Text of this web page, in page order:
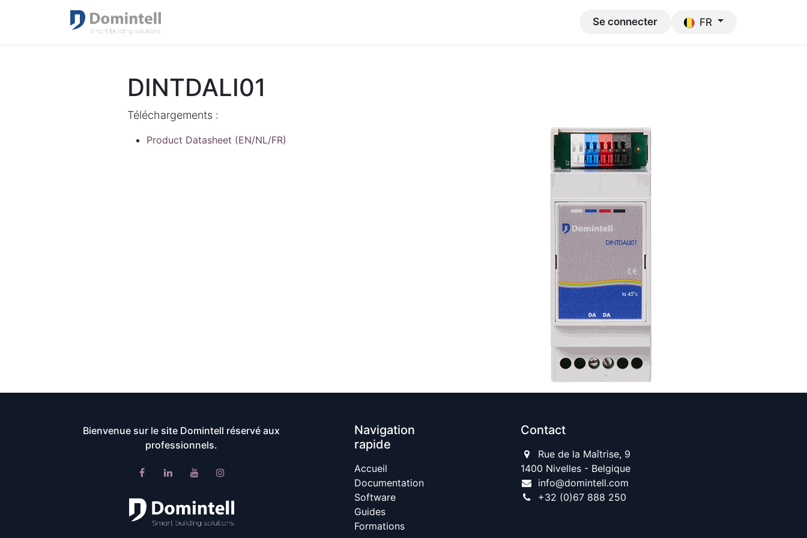
Se connecter FR
DINTDALI01
Téléchargements :
Product Datasheet (EN/NL/FR)
Bienvenue sur le site Domintell réservé aux
professionnels.
Navigation
rapide
Accueil​
Documentation
Software
Guides
Formations
Contact
Rue de la Maîtrise, 9
1400 Nivelles - Belgique
info@domintell.com
+32 (0)67 888 250